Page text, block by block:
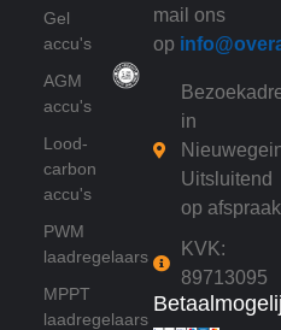
Gel
accu's
AGM
accu's
Lood-
carbon
accu's
PWM
laadregelaars
MPPT
laadregelaars
mail ons
op
in
Uitsluitend
op afspraak
KVK:
89713095